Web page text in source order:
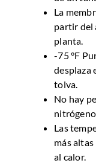
La
partir del
planta.
-75 °F
desplaza
tolva.
No hay
Las
más
al calor.